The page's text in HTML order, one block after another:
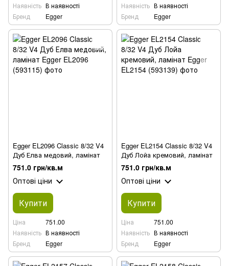
Наявність В наявності
Бренд
Egger
Наявність В наявності
Бренд
Egger
Egger EL2096 Classic 8/32 V4
Дуб Елва медовий, ламінат
751.0 грн/кв.м
Оптові ціни
Купити
Ціна
751.00
Наявність В наявності
Бренд
Egger
Egger EL2154 Classic 8/32 V4
Дуб Лойа кремовий, ламінат
751.0 грн/кв.м
Оптові ціни
Купити
Ціна
751.00
Наявність В наявності
Бренд
Egger